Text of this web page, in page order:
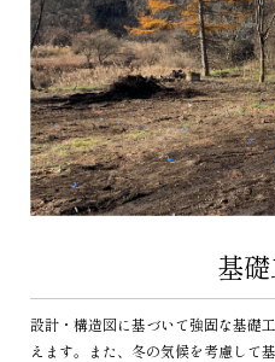
基
設計・構造図に基づいて強固な基礎
えます。また、冬の気候を考慮して